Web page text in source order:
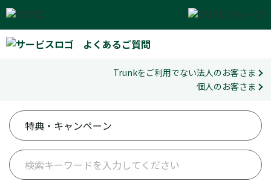
よくあるご質問
Trunkをご利用でない法人のお客さま
個人のお客さま